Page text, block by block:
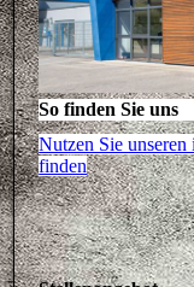
So finden Sie uns
Nutzen Sie
finden